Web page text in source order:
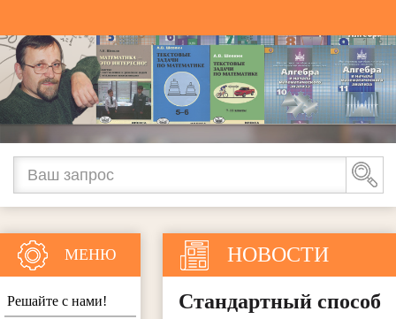
НОВОСТИ
Стандартный способ
МЕНЮ
Решайте с нами!